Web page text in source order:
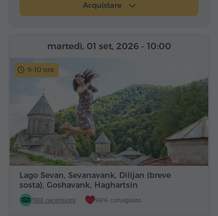
Acquistare
9-10 ore
Lago Sevan, Sevanavank, Dilijan (breve
sosta), Goshavank, Haghartsin
1188 recensioni 98% consigliato
martedì, 01 set, 2026 - 10:00